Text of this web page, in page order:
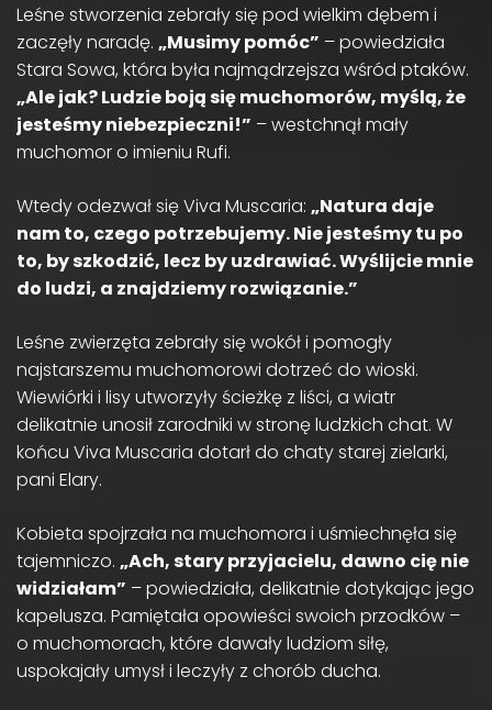
Leśne stworzenia zebrały się pod wielkim dębem i
zaczęły naradę. „Musimy pomóc” – powiedziała
Stara Sowa, która była najmądrzejsza wśród ptaków.
„Ale jak? Ludzie boją się muchomorów, myślą, że
jesteśmy niebezpieczni!” – westchnął mały
muchomor o imieniu Rufi.
Wtedy odezwał się Viva Muscaria: „Natura daje
nam to, czego potrzebujemy. Nie jesteśmy tu po
to, by szkodzić, lecz by uzdrawiać. Wyślijcie mnie
do ludzi, a znajdziemy rozwiązanie.”
Leśne zwierzęta zebrały się wokół i pomogły
najstarszemu muchomorowi dotrzeć do wioski.
Wiewiórki i lisy utworzyły ścieżkę z liści, a wiatr
delikatnie unosił zarodniki w stronę ludzkich chat. W
końcu Viva Muscaria dotarł do chaty starej zielarki,
pani Elary.
Kobieta spojrzała na muchomora i uśmiechnęła się
tajemniczo. „Ach, stary przyjacielu, dawno cię nie
widziałam” – powiedziała, delikatnie dotykając jego
kapelusza. Pamiętała opowieści swoich przodków –
o muchomorach, które dawały ludziom siłę,
uspokajały umysł i leczyły z chorób ducha.